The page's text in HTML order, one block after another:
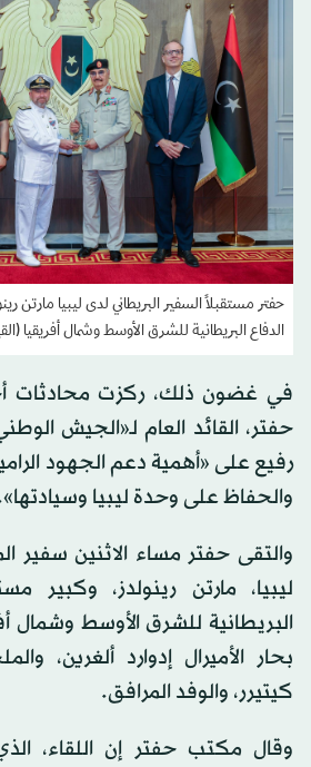
حفتر مستقبلاً السفير البريطاني لدى ليبيا مارتن
الدفاع البريطانية للشرق الأوسط وشمال أفريقيا
في غضون ذلك، ركزت محادثات
حفتر، القائد العام لـ«الجيش
رفيع على «أهمية دعم الجهود
والحفاظ على وحدة ليبيا
والتقى حفتر مساء الاثنين سفير
ليبيا، مارتن رينولدز، وكبير
البريطانية للشرق الأوسط وشمال
بحار الأميرال إدوارد ألغرين،
كيتيرر، والوفد المرافق.
وقال مكتب حفتر إن اللقاء،